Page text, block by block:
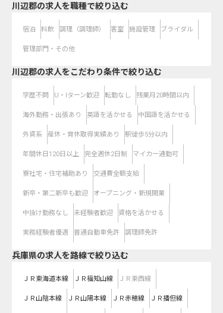
川辺郡の求人を職種で絞り込む
宿泊 料飲 調理（調理師） 客室 施設管理 ブライダル
管理部門・その他
川辺郡の求人をこだわり条件で絞り込む
学歴不問 U・Iターン歓迎 転勤なし 残業月20時間以内
海外勤務・出張あり 英語を活かせる 中国語を活かせる
外資系 産休・育休取得実績あり 駅徒歩5分以内
年間休日120日以上 完全週休2日制 マイカー通勤可
寮社宅・住宅補助あり 交通費全額支給
新卒・第二新卒も歓迎 オープニング・新規開業
中抜け勤務なし 未経験者歓迎 資格を活かせる
実務経験者優遇 普通自動車免許 調理師免許
兵庫県の求人を路線で絞り込む
ＪＲ東海道本線 ＪＲ福知山線 ＪＲ東西線
ＪＲ山陰本線 ＪＲ山陽本線 ＪＲ赤穂線 ＪＲ播但線